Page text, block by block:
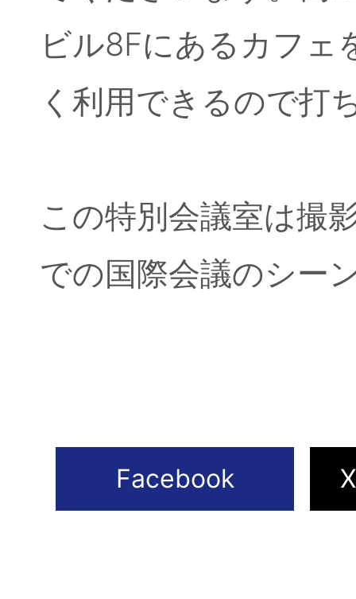
ビル8Fにあるカフェ
く利用できるので打
この特別会議室は撮
での国際会議のシー